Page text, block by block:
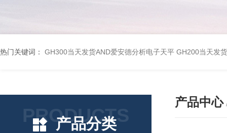
热门关键词： GH300当天发货AND爱安德分析电子天平 GH200当天发
PRODUCTS
产品分类
产品中心